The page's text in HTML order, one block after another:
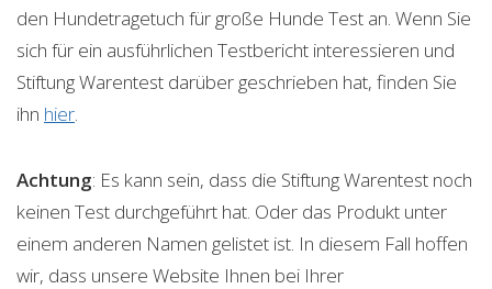
den Hundetragetuch für große Hunde Test an. Wenn Sie
sich für ein ausführlichen Testbericht interessieren und
Stiftung Warentest darüber geschrieben hat, finden Sie
ihn hier
Achtung: Es kann sein, dass die Stiftung Warentest noch
keinen Test durchgeführt hat. Oder das Produkt unter
einem anderen Namen gelistet ist. In diesem Fall hoffen
wir, dass unsere Website Ihnen bei Ihrer